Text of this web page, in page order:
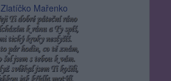
Zlatíčko Mařenko